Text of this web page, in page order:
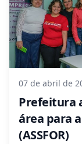
07 de abril de
Prefeitura
área para
(ASSFOR)